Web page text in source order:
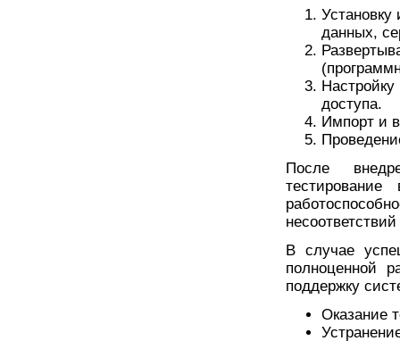
данных,
доступа.
Импорт и
После
В случае
полноценной
поддержку
Оказание